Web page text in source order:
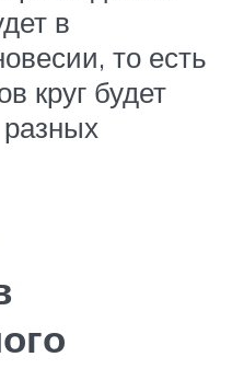
в
то есть
круг будет